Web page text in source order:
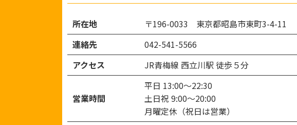
所在地
〒196-0033 東京都昭島市東町3-4-11
連絡先
042-541-5566
アクセス
JR青梅線 西立川駅 徒歩５分
営業時間
平日 13:00～22:30
土日祝 9:00～20:00
月曜定休（祝日は営業）